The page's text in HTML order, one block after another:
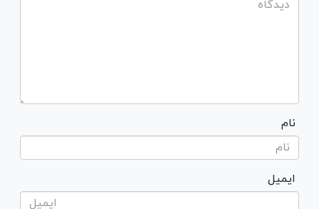
نام
ایمیل